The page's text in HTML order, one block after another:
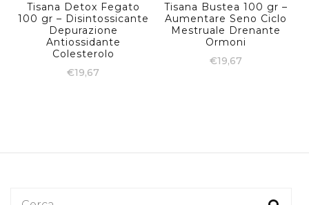
Tisana Detox Fegato
100 gr – Disintossicante
Depurazione
Antiossidante
Colesterolo
€19,67
Tisana Bustea 100 gr –
Aumentare Seno Ciclo
Mestruale Drenante
Ormoni
€19,67